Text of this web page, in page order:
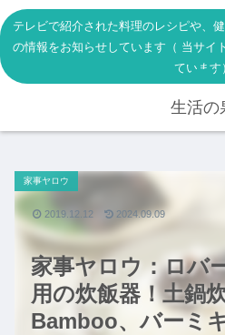
テレビで紹介された料理のレシピや、
の情報をお知らせしています（ 当サイ
ています）
生活の
家事ヤロウ：ロバ
用の炊飯器！土鍋
Bamboo、バーミ
家事ヤロウ
2019.12.12 2024.09.09